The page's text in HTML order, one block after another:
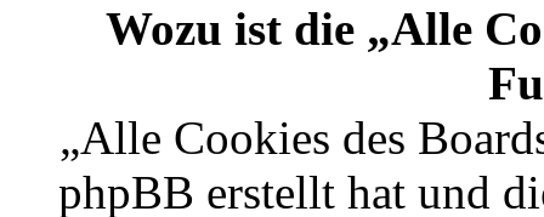
Wozu ist die „Alle
„Alle Cookies des
phpBB erstellt hat und